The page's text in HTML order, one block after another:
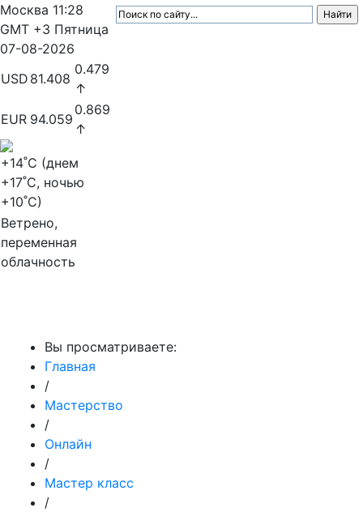
Москва 11:28
GMT +3 Пятница
07-08-2026
USD 81.408
0.479
↑
EUR 94.059
0.869
↑
+14˚C (днем
+17˚C, ночью
+10˚C)
Ветрено,
переменная
облачность
Вы просматриваете:
Главная
/
Мастерство
/
Онлайн
/
Мастер класс
/